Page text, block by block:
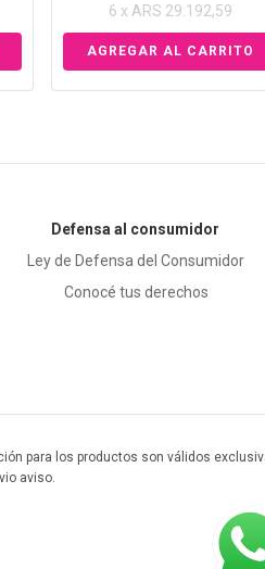
6 x ARS 29.192,59
Defensa al consumidor
Ley de Defensa del Consumidor
Conocé tus derechos
para los productos son válidos
aviso.